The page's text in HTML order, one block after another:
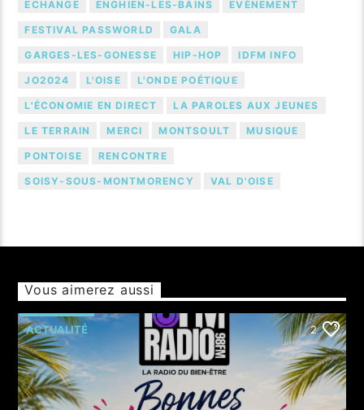
ECHANGE ENGHIEN-LES-BAINS EVÈNEMENT
FESTIVAL PASSWORLD GALA
GARGES-LES-GONESSE HIP-HOP IDFM INFO
JO2024 L'OISE L'ONDE POÉTIQUE
L'ÉCONOMIE EN DIRECT LA PAROLES AUX JEUNES
LE TERRAIN MERCI MONTSOULT MUSIQUE
PONTOISE RENCONTRE
SOISY-SOUS-MONTMORENCY VAL D'OISE
Vous aimerez aussi
ACTUALITÉ 2